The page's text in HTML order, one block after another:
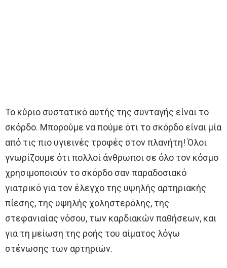
Το κύριο συστατικό αυτής της συνταγής είναι το
σκόρδο. Μπορούμε να πούμε ότι το σκόρδο είναι μία
από τις πιο υγιεινές τροφές στον πλανήτη! Όλοι
γνωρίζουμε ότι πολλοί άνθρωποι σε όλο τον κόσμο
χρησιμοποιούν το σκόρδο σαν παραδοσιακό
γιατρικό για τον έλεγχο της υψηλής αρτηριακής
πίεσης, της υψηλής χοληστερόλης, της
στεφανιαίας νόσου, των καρδιακών παθήσεων, και
για τη μείωση της ροής του αίματος λόγω
στένωσης των αρτηριών.